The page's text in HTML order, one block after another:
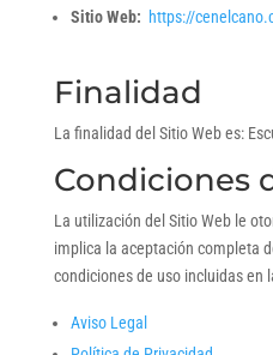
Sitio Web: https://
Finalidad
La finalidad del Sitio Web es:
Condiciones
La utilización del Sitio Web le
implica la aceptación completa
condiciones de uso incluidas en
Aviso Legal